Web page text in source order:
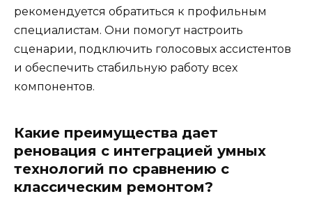
рекомендуется обратиться к профильным
специалистам. Они помогут настроить
сценарии, подключить голосовых ассистентов
и обеспечить стабильную работу всех
компонентов.
Какие преимущества дает
реновация с интеграцией умных
технологий по сравнению с
классическим ремонтом?